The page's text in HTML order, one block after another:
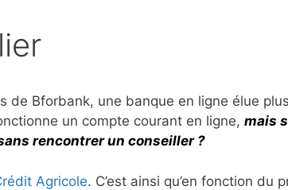
de Bforbank, une banque en ligne élue
un compte courant en ligne, mais
rencontrer un conseiller ?
Agricole. C’est ainsi qu’en fonction du